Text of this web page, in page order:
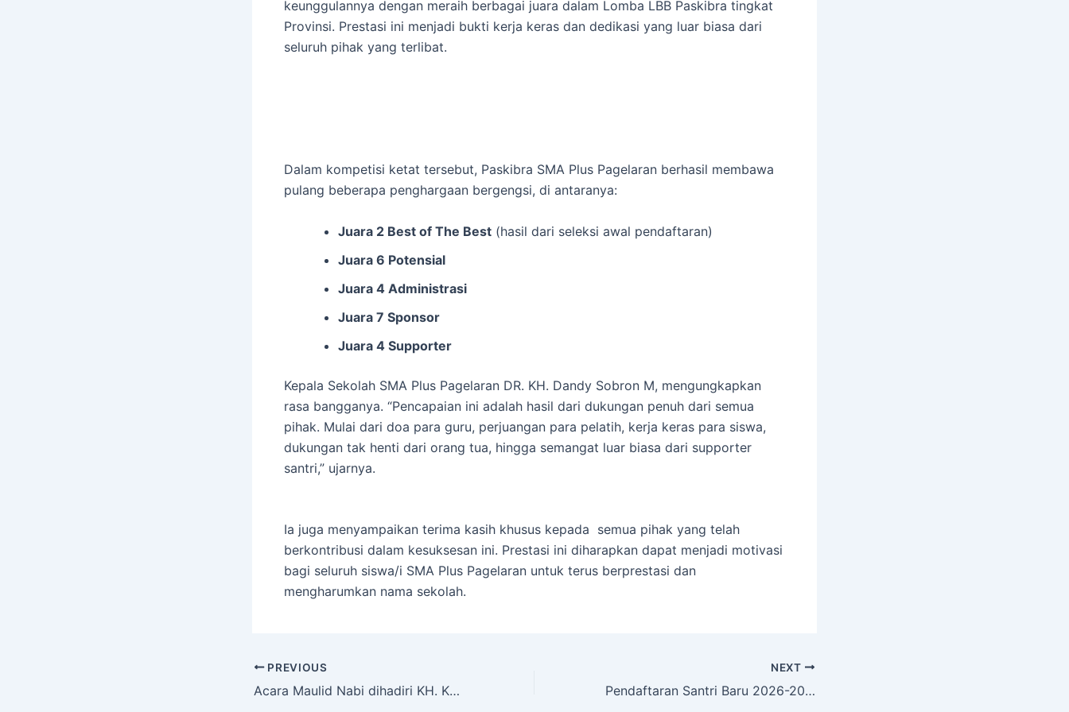
keunggulannya dengan meraih berbagai juara dalam Lomba LBB Paskibra tingkat
Provinsi. Prestasi ini menjadi bukti kerja keras dan dedikasi yang luar biasa dari
seluruh pihak yang terlibat.
Dalam kompetisi ketat tersebut, Paskibra SMA Plus Pagelaran berhasil membawa
pulang beberapa penghargaan bergengsi, di antaranya:
Juara 2 Best of The Best (hasil dari seleksi awal pendaftaran)
Juara 6 Potensial
Juara 4 Administrasi
Juara 7 Sponsor
Juara 4 Supporter
Kepala Sekolah SMA Plus Pagelaran DR. KH. Dandy Sobron M, mengungkapkan
rasa bangganya. “Pencapaian ini adalah hasil dari dukungan penuh dari semua
pihak. Mulai dari doa para guru, perjuangan para pelatih, kerja keras para siswa,
dukungan tak henti dari orang tua, hingga semangat luar biasa dari supporter
santri,” ujarnya.
Ia juga menyampaikan terima kasih khusus kepada semua pihak yang telah
berkontribusi dalam kesuksesan ini. Prestasi ini diharapkan dapat menjadi motivasi
bagi seluruh siswa/i SMA Plus Pagelaran untuk terus berprestasi dan
mengharumkan nama sekolah.
PREVIOUS
Acara Maulid Nabi dihadiri KH. Kholil, S.Pd.I., S.Q.
NEXT
Pendaftaran Santri Baru 2026-2027, Tawarkan Pendidikan Berprestasi Hingga Tingkat Internasional